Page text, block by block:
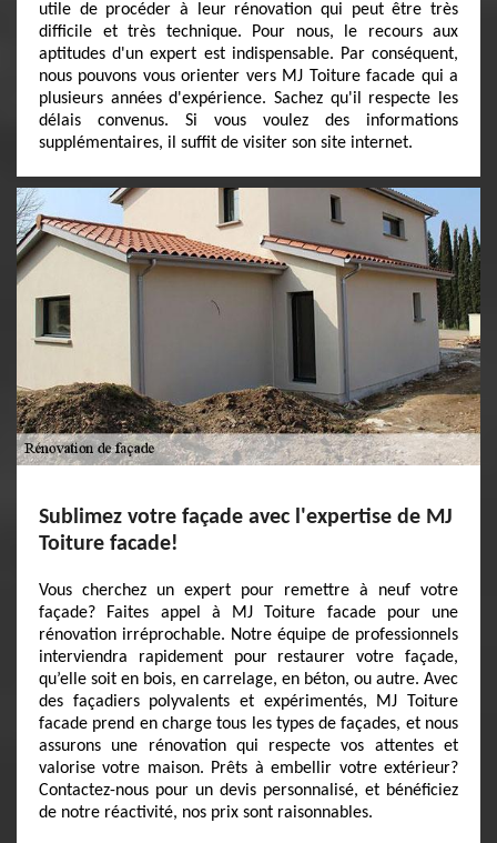
utile de procéder à leur rénovation qui peut être très
difficile et très technique. Pour nous, le recours aux
aptitudes d'un expert est indispensable. Par conséquent,
nous pouvons vous orienter vers MJ Toiture facade qui a
plusieurs années d'expérience. Sachez qu'il respecte les
délais convenus. Si vous voulez des informations
supplémentaires, il suffit de visiter son site internet.
Sublimez votre façade avec l'expertise de MJ
Toiture facade!
Vous cherchez un expert pour remettre à neuf votre
façade? Faites appel à MJ Toiture facade pour une
rénovation irréprochable. Notre équipe de professionnels
interviendra rapidement pour restaurer votre façade,
qu’elle soit en bois, en carrelage, en béton, ou autre. Avec
des façadiers polyvalents et expérimentés, MJ Toiture
facade prend en charge tous les types de façades, et nous
assurons une rénovation qui respecte vos attentes et
valorise votre maison. Prêts à embellir votre extérieur?
Contactez-nous pour un devis personnalisé, et bénéficiez
de notre réactivité, nos prix sont raisonnables.